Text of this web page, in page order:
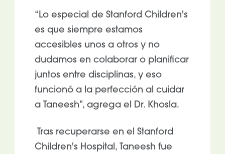
“Lo especial de Stanford Children's
es que siempre estamos
accesibles unos a otros y no
dudamos en colaborar o planificar
juntos entre disciplinas, y eso
funcionó a la perfección al cuidar
a Taneesh”, agrega el Dr. Khosla.
Tras recuperarse en el Stanford
Children's Hospital, Taneesh fue